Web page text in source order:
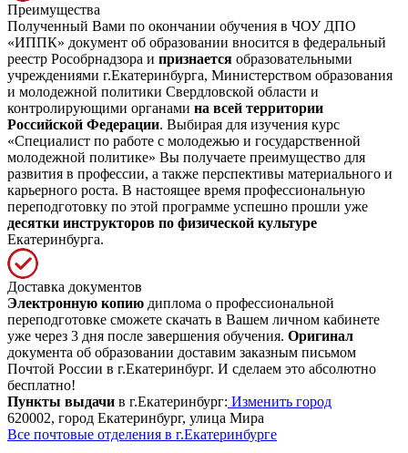
Преимущества
Полученный Вами по окончании обучения в ЧОУ ДПО
«ИППК» документ об образовании вносится в федеральный
реестр Рособрнадзора и признается образовательными
учреждениями г.Екатеринбурга, Министерством образования
и молодежной политики Свердловской области и
контролирующими органами на всей территории
Российской Федерации. Выбирая для изучения курс
«Специалист по работе с молодежью и государственной
молодежной политике» Вы получаете преимущество для
развития в профессии, а также перспективы материального и
карьерного роста. В настоящее время профессиональную
переподготовку по этой программе успешно прошли уже
десятки инструкторов по физической культуре
Екатеринбурга.
Доставка документов
Электронную копию диплома о профессиональной
переподготовке сможете скачать в Вашем личном кабинете
уже через 3 дня после завершения обучения. Оригинал
документа об образовании доставим заказным письмом
Почтой России в г.Екатеринбург. И сделаем это абсолютно
бесплатно!
Пункты выдачи в г.Екатеринбург: Изменить город
620002, город Екатеринбург, улица Мира
Все почтовые отделения в г.Екатеринбурге